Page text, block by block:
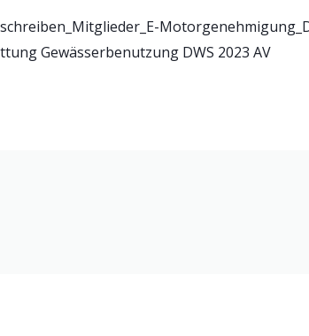
Gewässerbenutzung DWS 2023 AV